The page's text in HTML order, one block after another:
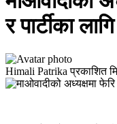
र पार्टीका
Himali Patrika प्रकाशित